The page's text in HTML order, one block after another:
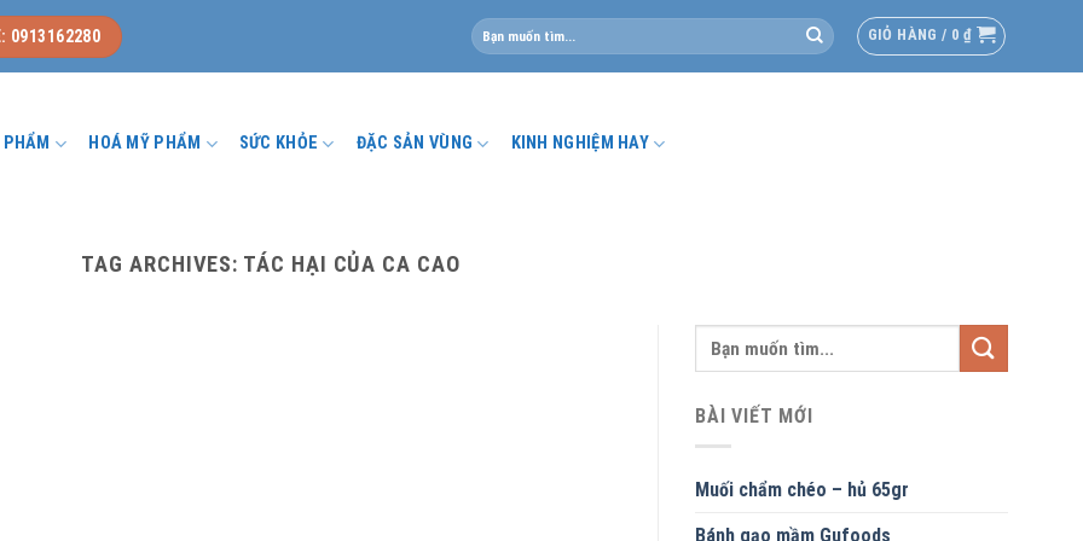
0913162280
Tìm
kiếm:
GIỎ HÀNG / 0 ₫
PHẨM HOÁ MỸ PHẨM SỨC KHỎE ĐẶC SẢN VÙNG KINH NGHIỆM HAY
TAG ARCHIVES: TÁC HẠI CỦA CA CAO
BÀI VIẾT MỚI
Muối chẩm chéo – hủ 65gr
Bánh gạo mầm Gufoods